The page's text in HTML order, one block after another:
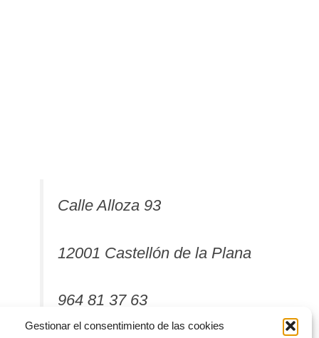
Gestionar el consentimiento de las cookies
Calle Alloza 93
12001 Castellón de la Plana
964 81 37 63